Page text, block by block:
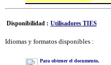
Disponibilidad : Utilisadores TIES
Idiomas y formatos disponibles :
Para obtener el documento,